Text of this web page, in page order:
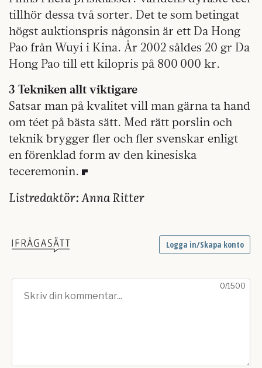
tillhör dessa två sorter. Det te som betingat
högst auktionspris någonsin är ett Da Hong
Pao från Wuyi i Kina. År 2002 såldes 20 gr Da
Hong Pao till ett kilopris på 800 000 kr.
3 Tekniken allt viktigare
Satsar man på kvalitet vill man gärna ta hand
om téet på bästa sätt. Med rätt porslin och
teknik brygger fler och fler svenskar enligt
en förenklad form av den kinesiska
teceremonin.
Listredaktör: Anna Ritter